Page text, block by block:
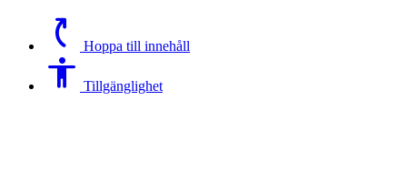
switch_access_shortcut Hoppa till innehåll
Accessibility Tillgänglighet